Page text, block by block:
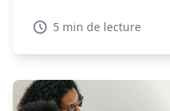
essentiel pour
5 min de lecture